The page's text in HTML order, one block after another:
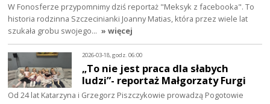
W Fonosferze przypomnimy dziś reportaż "Meksyk z facebooka". To
historia rodzinna Szczecinianki Joanny Matias, która przez wiele lat
szukała grobu swojego… » więcej
2026-03-18, godz. 06:00
„To nie jest praca dla słabych
ludzi”- reportaż Małgorzaty Furgi
Od 24 lat Katarzyna i Grzegorz Piszczykowie prowadzą Pogotowie